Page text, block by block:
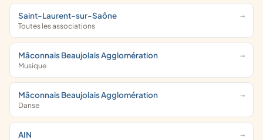
Saint-Laurent-sur-Saône
Toutes les associations
Mâconnais Beaujolais Agglomération
Musique
Mâconnais Beaujolais Agglomération
Danse
AIN